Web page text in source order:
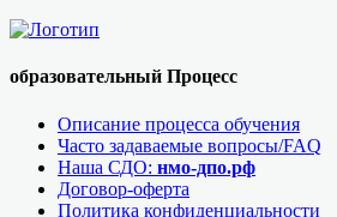
образовательный Процесс
Описание процесса обучения
Часто задаваемые вопросы/FAQ
Наша СДО: нмо-дпо.рф
Договор-оферта
Политика конфиденциальности